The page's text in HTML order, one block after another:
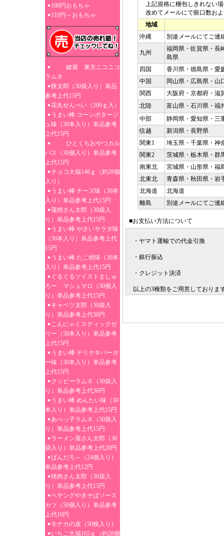
100円おもちゃ
110円～おもちゃ
鍵屋 東京ニコニコ
ラムネ
餅太郎（30袋入り）単品
参考上代15円
花丸せんべい（200ｇ入）
うまい棒 コーンポタージ
ュ味（30本入り）単品参考
上代15円
ひとくちおやつカル
パス（30個入り）単品参考
上代15円
チョコ大福148ｇ（約28個
入り）
うまい棒 チーズ味（30本
入り）単品参考上代15円
蒲焼さん太郎（30袋入
り）単品参考上代15円
うまい棒 やさいサラダ味
（30本入り）単品参考上代
15円
うまい棒 たこ焼味（30本
入り）単品参考上代15円
ぐるぐるツイストましゅ
ろー マシュマロ（30個入
り）単品参考上代15円
キャベツ太郎（30袋入
り）単品参考上代30円
こんにゃくスティックゼ
リー（50本入り）単品参考
上代15円
うまい棒 テリヤキバーガ
ー味（30本入り）単品参考
上代15円
クッピーラムネ（30袋入
り）単品参考上代30円
うまい棒 めんたい味（30
本入り）単品参考上代15円
あべっ子ラムネ（50袋入
り）単品参考上代15円
ラーメン屋さん太郎（30
袋入り）単品参考上代20円
ぱんだろ～（24個入り）
単品参考上代12円
焼肉さん太郎（30袋入
り）単品参考上代15円
ペヤングやきそばソース
カツ（50個入り）単品参考
上代10円
モナカの皮（50枚入り）
いちご大福165ｇ（約28個
上記規格に梱包しきれない
改めてメールにて個口数お
地域
沖縄
別途メールにてご連
九州
福岡県・佐賀県・長
島県
四国
香川県・徳島県・愛
中国
岡山県・広島県・山
関西
大阪府・京都府・滋
北陸
富山県・石川県・福
中部
静岡県・愛知県・三
信越
新潟県・長野県
関東1
埼玉県・千葉県・神
関東2
茨城県・栃木県・群
南東北
宮城県・山形県・福
北東北
青森県・秋田県・岩
北海道
北海道
離島
別途メールにてご連
■お支払い方法について
・ヤマト運輸での代金引換
・銀行振込
・クレジット決済
以上の3種類をご用意しておりま